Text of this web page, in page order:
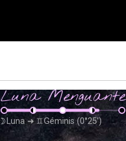
Luna Menguante
Luna➜ Géminis (0°25’)